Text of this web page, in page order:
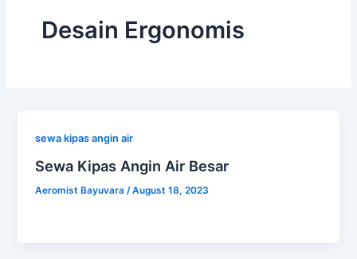
Desain Ergonomis
sewa kipas angin air
Sewa Kipas Angin Air Besar
Aeromist Bayuvara /August 18, 2023